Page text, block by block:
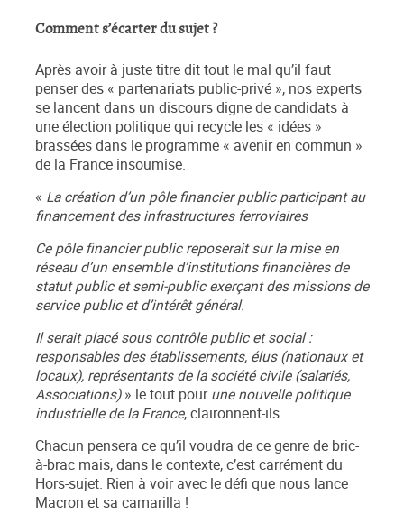
Comment s’écarter du sujet ?
Après avoir à juste titre dit tout le mal qu’il faut
penser des « partenariats public-privé », nos experts
se lancent dans un discours digne de candidats à
une élection politique qui recycle les « idées »
brassées dans le programme « avenir en commun »
de la France insoumise.
« La création d’un pôle financier public participant au
financement des infrastructures ferroviaires
Ce pôle financier public reposerait sur la mise en
réseau d’un ensemble d’institutions financières de
statut public et semi-public exerçant des missions de
service public et d’intérêt général.
Il serait placé sous contrôle public et social :
responsables des établissements, élus (nationaux et
locaux), représentants de la société civile (salariés,
Associations)» le tout pourune nouvelle politique
industrielle de la France, claironnent-ils.
Chacun pensera ce qu’il voudra de ce genre de bric-
à-brac mais, dans le contexte, c’est carrément du
Hors-sujet. Rien à voir avec le défi que nous lance
Macron et sa camarilla !